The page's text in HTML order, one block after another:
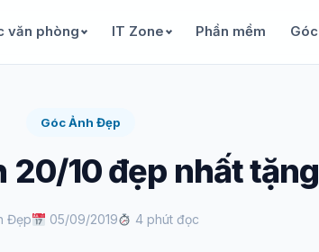
văn phòng IT Zone Phần mềm Góc
Góc Ảnh Đẹp
20/10 đẹp nhất
Đẹp 05/09/2019 4 phút đọc